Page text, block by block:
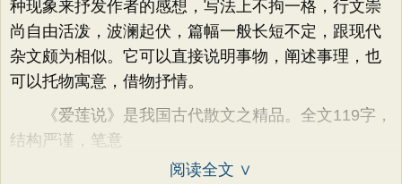
种现象来抒发作者的感想，写法上不拘一格，行文崇
尚自由活泼，波澜起伏，篇幅一般长短不定，跟现代
杂文颇为相似。它可以直接说明事物，阐述事理，也
可以托物寓意，借物抒情。
《爱莲说》是我国古代散文之精品。全文119字，
结构严谨，笔意
阅读全文 ∨